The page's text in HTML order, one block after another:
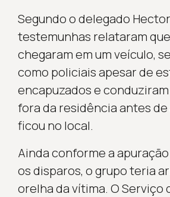
Segundo o delegado
testemunhas relataram
chegaram em um veículo,
como policiais apesar de
encapuzados e
fora da residência antes
ficou no local.
Ainda conforme a
os disparos, o grupo teria
orelha da vítima. O Serviço